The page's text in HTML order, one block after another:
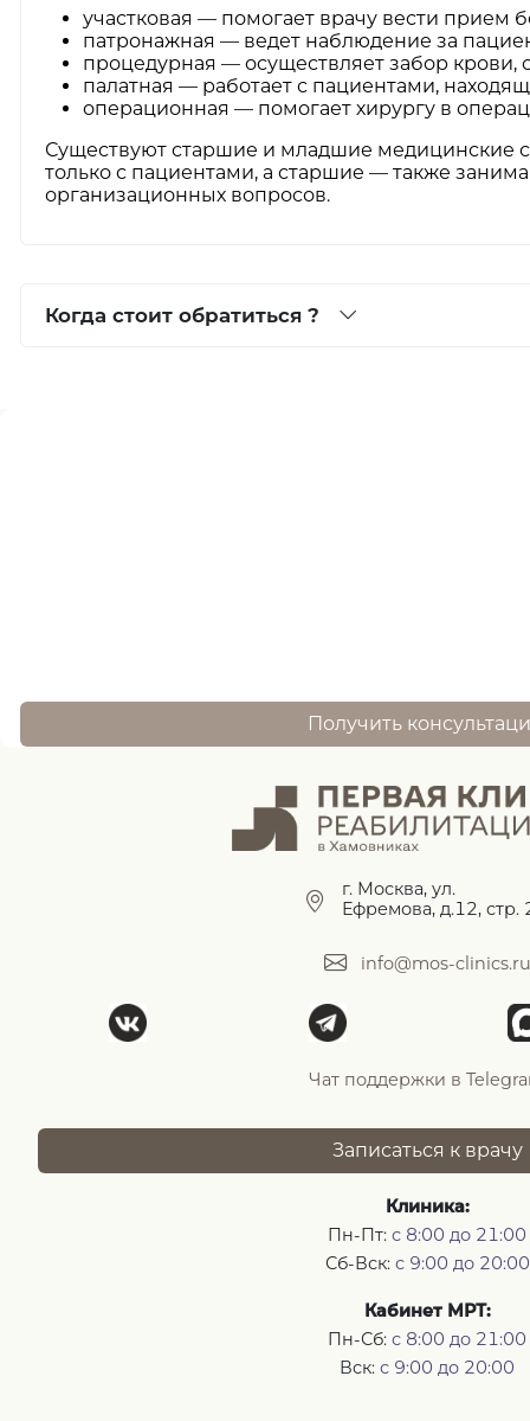
участковая — помогает врачу вести прием
патронажная — ведет наблюдение за
процедурная — осуществляет забор крови,
палатная — работает с пациентами,
операционная — помогает хирургу в
Существуют старшие и младшие медицинские
только с пациентами, а старшие — также
организационных вопросов.
Когда стоит обратиться ?
Получить
г. Москва, ул.
Ефремова, д.12, стр.
info@mos-clinics.ru
Чат поддержки в
Записаться к врачу
Клиника:
Пн-Пт: с 8:00 до 21:00
Сб-Вск: с 9:00 до 20:00
Кабинет МРТ:
Пн-Сб: с 8:00 до 21:00
Вск: с 9:00 до 20:00